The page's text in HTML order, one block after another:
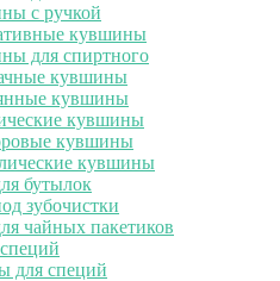
с ручкой
кувшины
для спиртного
кувшины
кувшины
кувшины
кувшины
кувшины
бутылок
зубочистки
чайных пакетиков
для специй